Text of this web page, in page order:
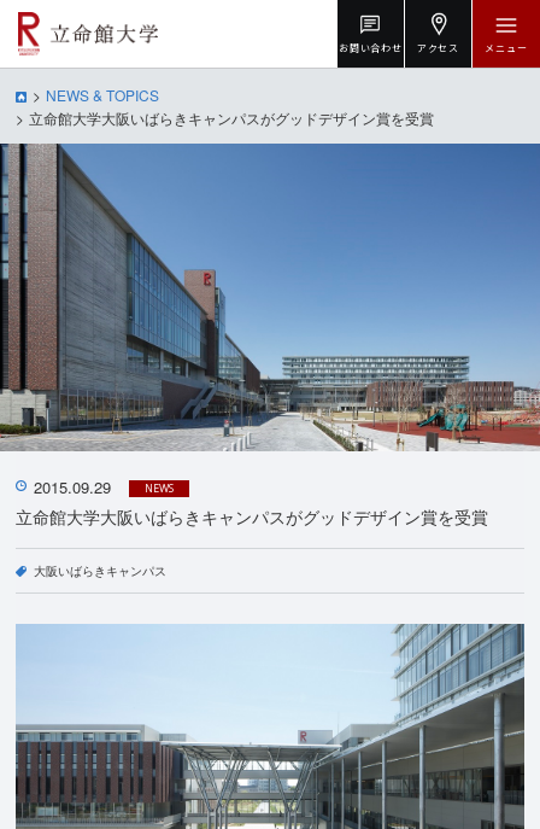
お問い合わせ アクセス メニュー
NEWS & TOPICS
立命館大学大阪いばらきキャンパスがグッドデザイン賞を受賞
2015.09.29 NEWS
立命館大学大阪いばらきキャンパスがグッドデザイン賞を受賞
大阪いばらきキャンパス